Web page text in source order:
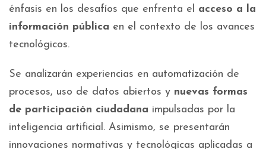
énfasis en los desafíos que enfrenta el acceso a la
información pública en el contexto de los avances
tecnológicos.
Se analizarán experiencias en automatización de
procesos, uso de datos abiertos y nuevas formas
de participación ciudadana impulsadas por la
inteligencia artificial. Asimismo, se presentarán
innovaciones normativas y tecnológicas aplicadas a